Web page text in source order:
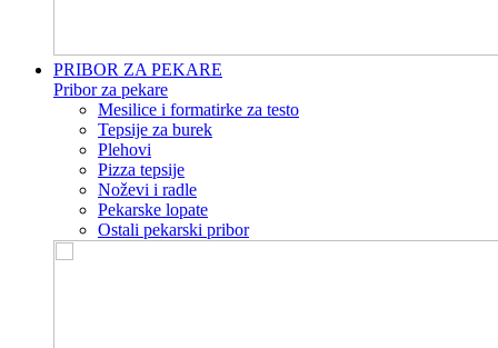
PRIBOR ZA PEKARE
Pribor za pekare
Mesilice i formatirke za testo
Tepsije za burek
Plehovi
Pizza tepsije
Noževi i radle
Pekarske lopate
Ostali pekarski pribor